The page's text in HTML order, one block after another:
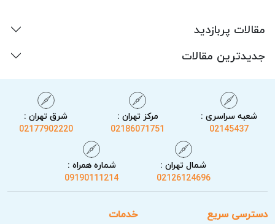
مقالات پربازدید
جدیدترین مقالات
شعبه سراسری :
02145437
مرکز تهران :
02186071751
شرق تهران :
02177902220
شمال تهران :
02126124696
شماره همراه :
09190111214
دسترسی سریع خدمات